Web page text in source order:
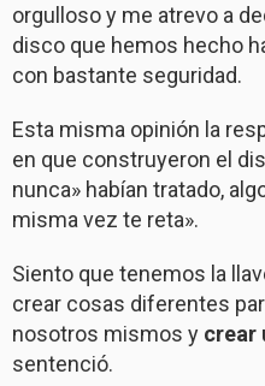
orgulloso y me atrevo a
disco que hemos hecho
con bastante seguridad.
Esta misma opinión la
en que construyeron el
nunca» habían tratado,
misma vez te reta».
Siento que tenemos la
crear cosas diferentes
nosotros mismos y crear
sentenció.